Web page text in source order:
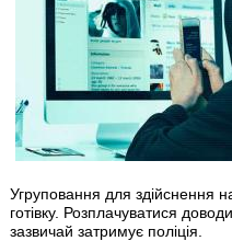
Угруповання для здійснення
готівку. Розплачуватися
зазвичай затримує поліція.